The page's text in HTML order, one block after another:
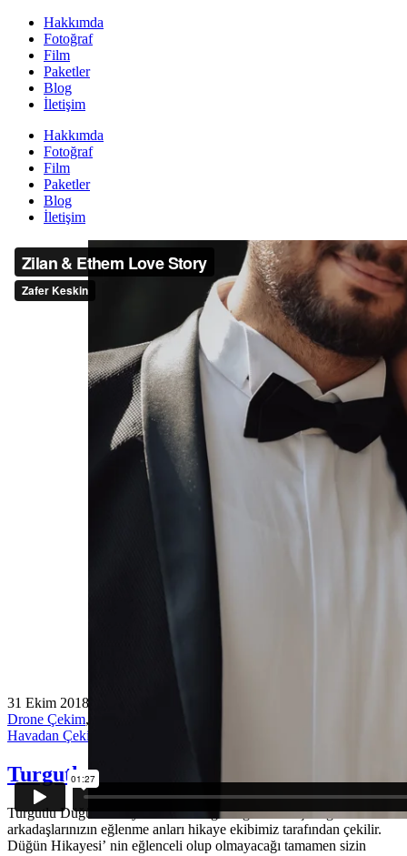
Hakkımda
Fotoğraf
Film
Paketler
Blog
İletişim
Hakkımda
Fotoğraf
Film
Paketler
Blog
İletişim
31 Ekim 2018
Drone Çekim,
Havadan Çekim
Turgutlu Düğün Fotoğrafçısı
Turgutlu Düğün Hikayesi Evleneceğiniz günün akışına göre siz ve
arkadaşlarınızın eğlenme anları hikaye ekibimiz tarafından çekilir.
Düğün Hikayesi’ nin eğlenceli olup olmayacağı tamamen sizin